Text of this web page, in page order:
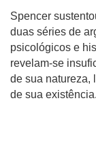
Spencer
duas séries de
psicológicos e
revelam-se
de sua natureza,
de sua existência.